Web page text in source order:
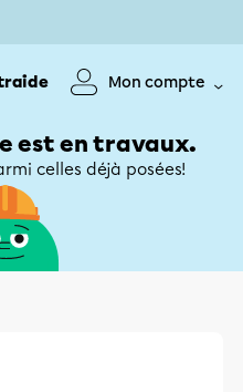
Mon compte
est en travaux.
celles déjà posées!